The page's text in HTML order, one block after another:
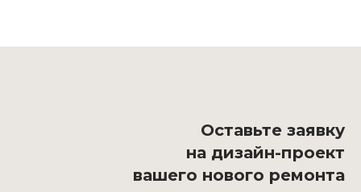
Оставьте заявку
на дизайн-проект
вашего нового ремонта